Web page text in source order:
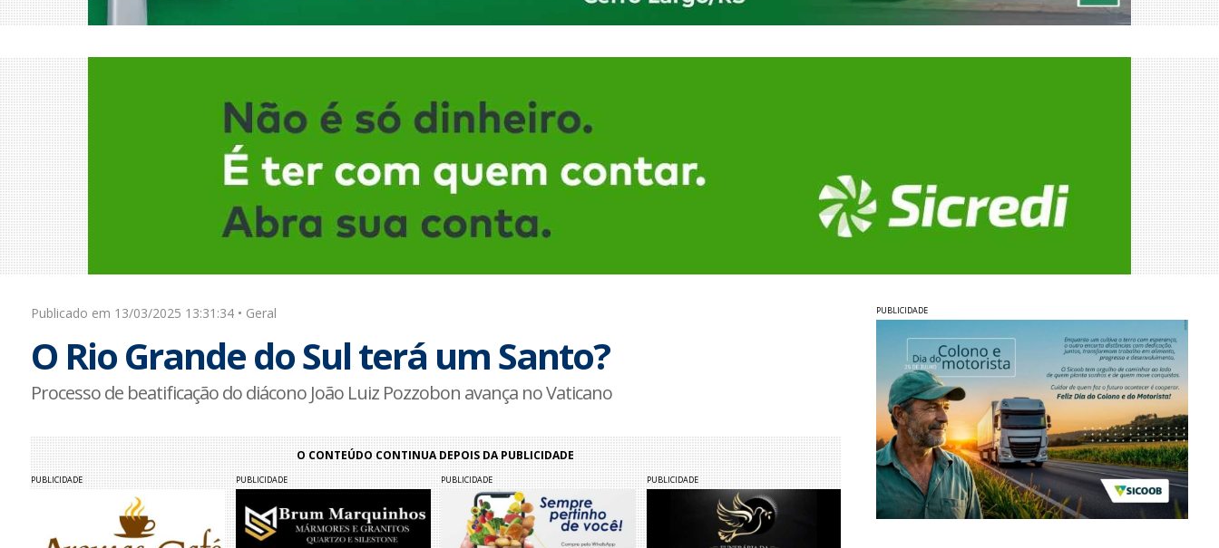
Publicado em 13/03/2025 13:31:34 • Geral
O Rio Grande do Sul terá um Santo?
Processo de beatificação do diácono João Luiz Pozzobon avança no Vaticano
O CONTEÚDO CONTINUA DEPOIS DA PUBLICIDADE
PUBLICIDADE PUBLICIDADE PUBLICIDADE PUBLICIDADE
PUBLICIDADE